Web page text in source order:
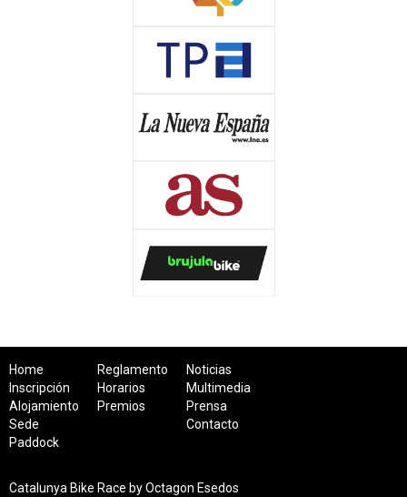
Home
Inscripción
Alojamiento
Sede
Paddock
Reglamento
Horarios
Premios
Noticias
Multimedia
Prensa
Contacto
Catalunya Bike Race by Octagon Esedos